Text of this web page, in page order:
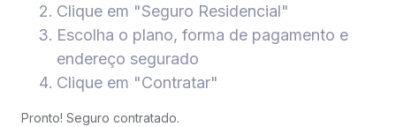
Clique em "Seguro Residencial"
Escolha o plano, forma de pagamento e
endereço segurado
Clique em "Contratar"
Pronto! Seguro contratado.